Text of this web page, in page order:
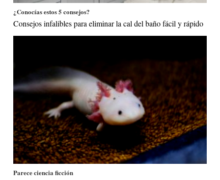
¿Conocías estos 5 consejos?
Consejos infalibles para eliminar la cal del baño fácil y rápido
Parece ciencia ficción